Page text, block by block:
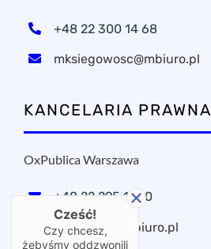
+48 22 300 14 68
mksiegowosc@mbiuro.pl
KANCELARIA PRAWNA
OxPublica Warszawa
+48 22 295 11 20
oxpublica@mbiuro.pl
Cześć!
Czy chcesz,
żebyśmy oddzwonili